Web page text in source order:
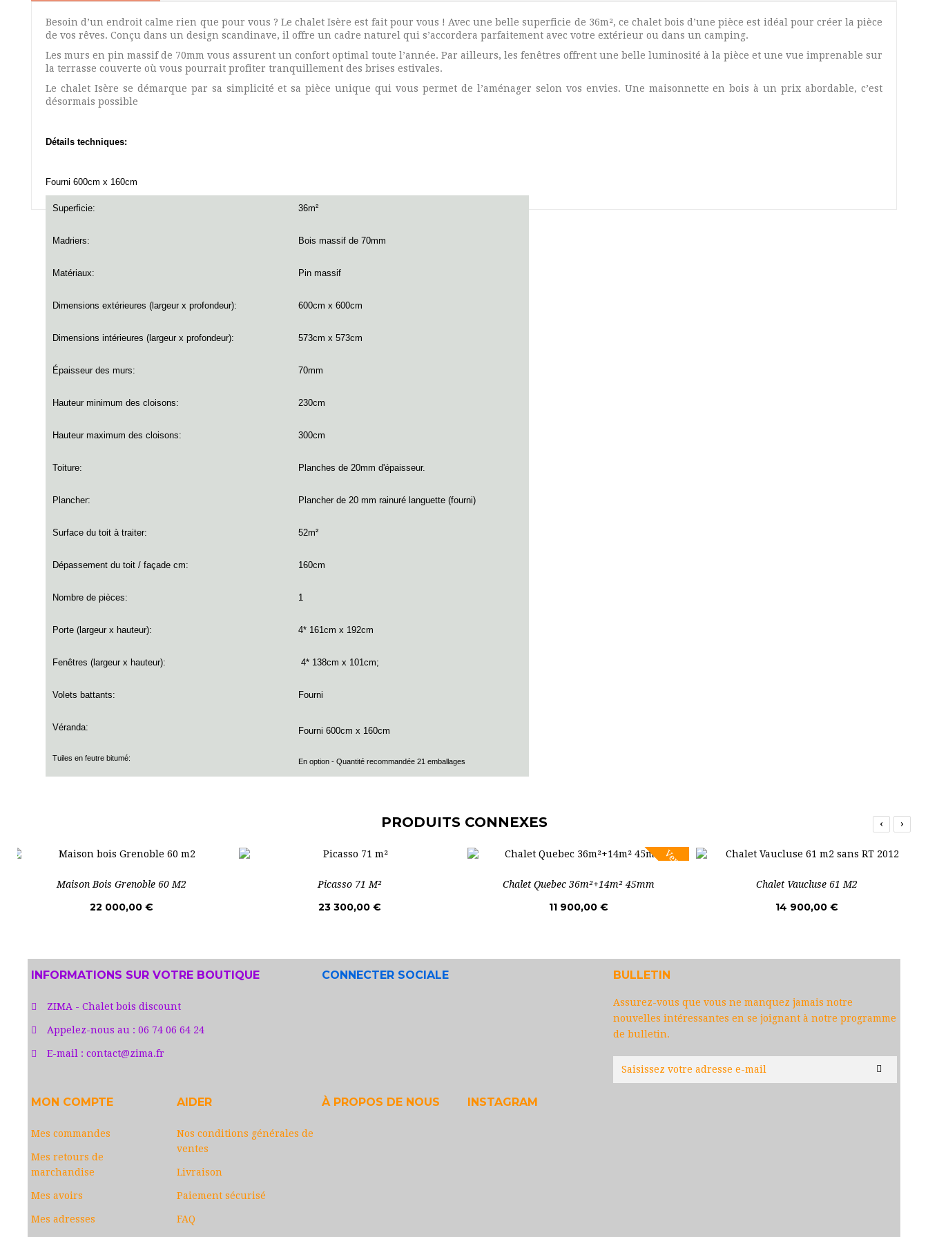
Besoin d’un endroit calme rien que pour vous ? Le chalet Isère est fait pour vous ! Avec une belle superficie de 36m², ce chalet bois d’une pièce est idéal pour créer la pièce
de vos rêves. Conçu dans un design scandinave, il offre un cadre naturel qui s’accordera parfaitement avec votre extérieur ou dans un camping.
Les murs en pin massif de 70mm vous assurent un confort optimal toute l’année. Par ailleurs, les fenêtres offrent une belle luminosité à la pièce et une vue imprenable sur
la terrasse couverte où vous pourrait profiter tranquillement des brises estivales.
Le chalet Isère se démarque par sa simplicité et sa pièce unique qui vous permet de l’aménager selon vos envies. Une maisonnette en bois à un prix abordable, c’est
désormais possible
Détails techniques:
Fourni 600cm x 160cm
Superficie: 36m²
Madriers: Bois massif de 70mm
Matériaux: Pin massif
Dimensions extérieures (largeur x profondeur): 600cm x 600cm
Dimensions intérieures (largeur x profondeur): 573cm x 573cm
Épaisseur des murs: 70mm
Hauteur minimum des cloisons: 230cm
Hauteur maximum des cloisons: 300cm
Toiture: Planches de 20mm d'épaisseur.
Plancher: Plancher de 20 mm rainuré languette (fourni)
Surface du toit à traiter: 52m²
Dépassement du toit / façade cm: 160cm
Nombre de pièces: 1
Porte (largeur x hauteur): 4* 161cm x 192cm
Fenêtres (largeur x hauteur): 4* 138cm x 101cm;
Volets battants: Fourni
Véranda: Fourni 600cm x 160cm
Tuiles en feutre bitumé: En option - Quantité recommandée 21 emballages
PRODUITS CONNEXES ‹ ›
Maison Bois Grenoble 60 M2
22 000,00 €
Picasso 71 M²
23 300,00 €
Vente!
Chalet Quebec 36m²+14m² 45mm
11 900,00 €
Chalet Vaucluse 61 M2
14 900,00 €
INFORMATIONS SUR VOTRE BOUTIQUE
ZIMA - Chalet bois discount
Appelez-nous au : 06 74 06 64 24
E-mail : contact@zima.fr
CONNECTER SOCIALE BULLETIN
Assurez-vous que vous ne manquez jamais notre
nouvelles intéressantes en se joignant à notre programme
de bulletin.
MON COMPTE
Mes commandes
Mes retours de
marchandise
Mes avoirs
Mes adresses
AIDER
Nos conditions générales de
ventes
Livraison
Paiement sécurisé
FAQ
À PROPOS DE NOUS INSTAGRAM